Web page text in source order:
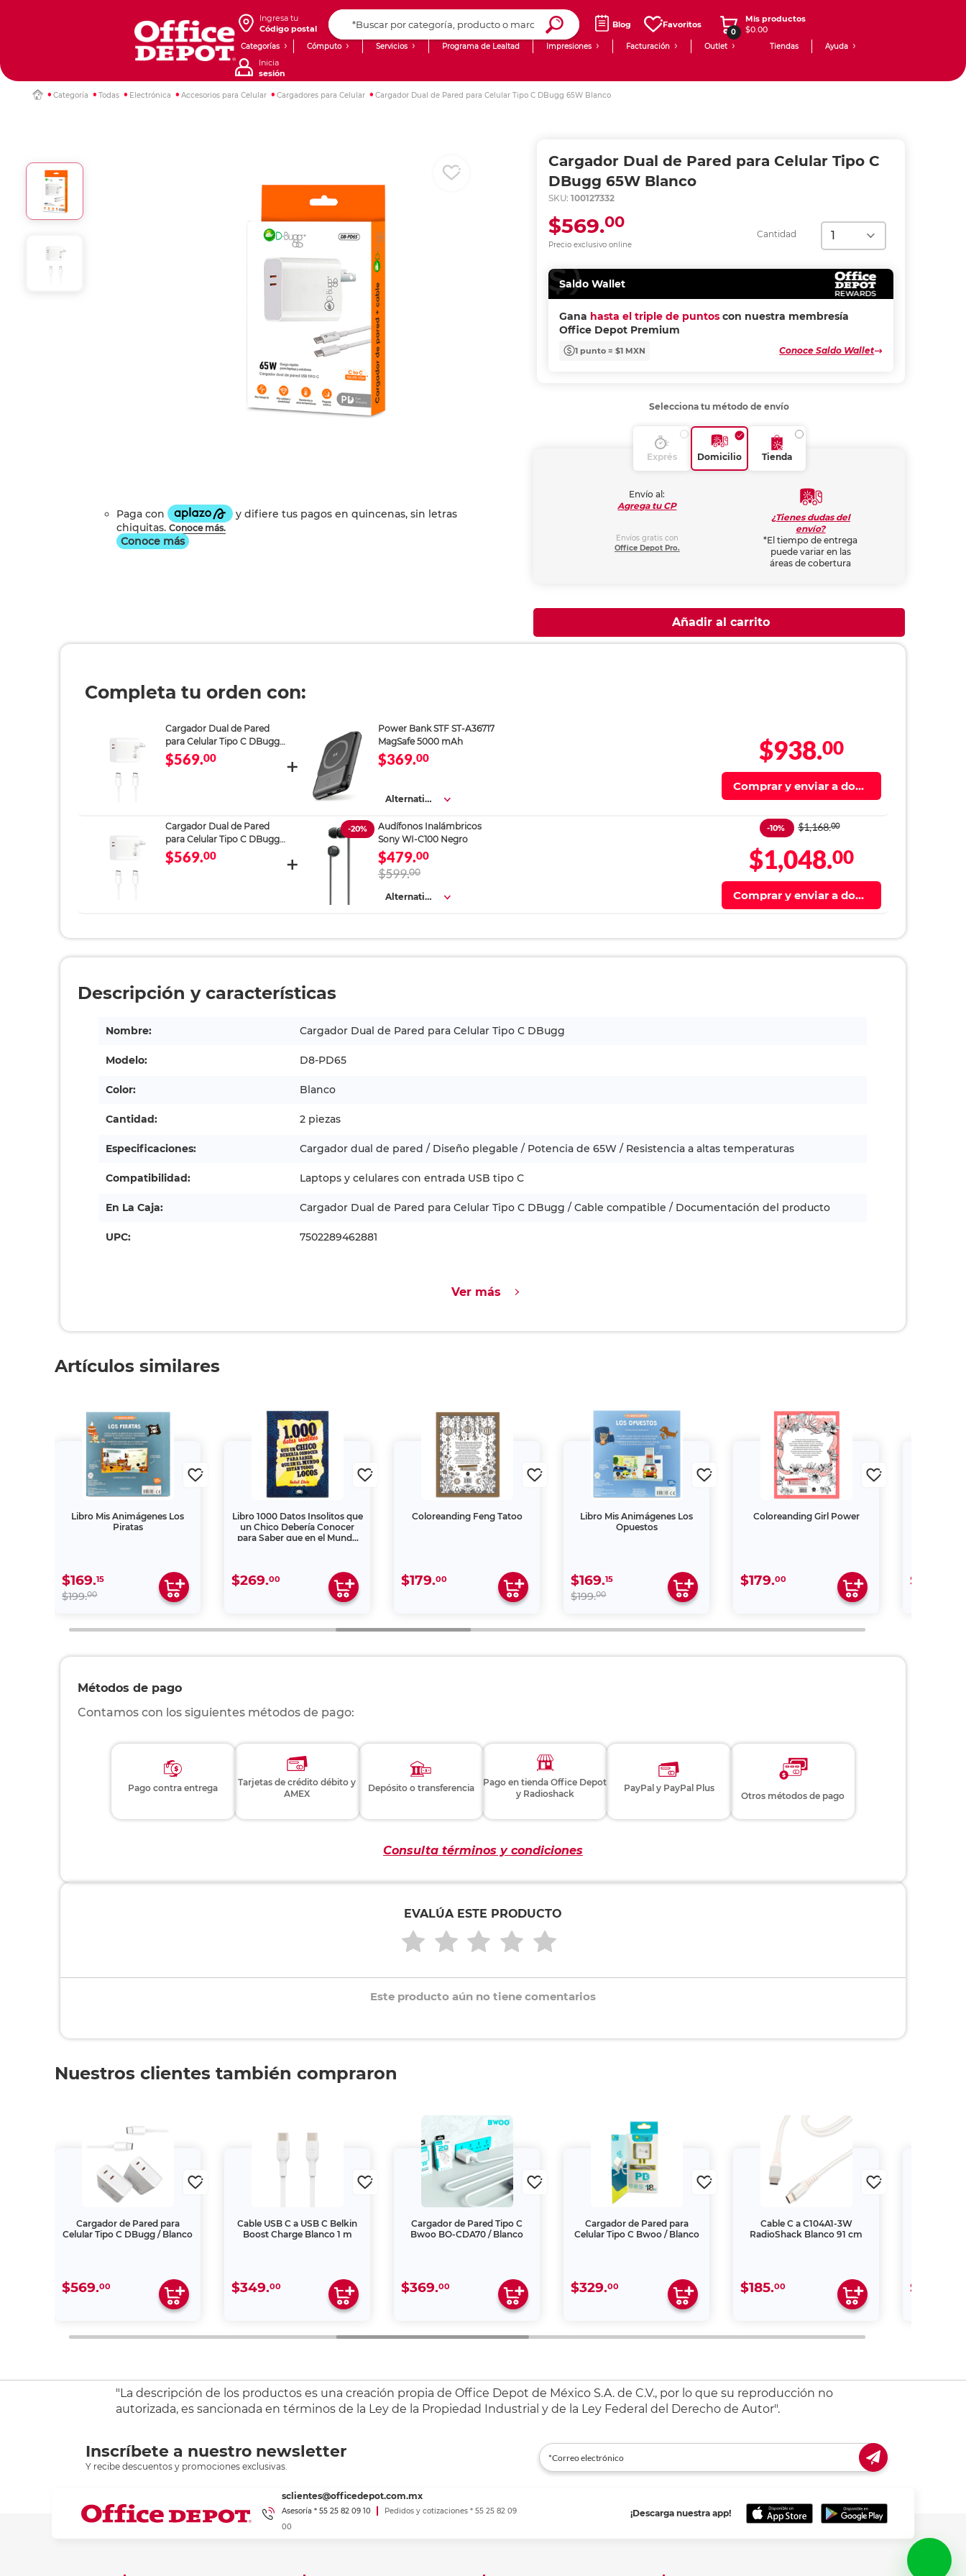
Ingresa tu
Código postal
Blog Favoritos
0
Mis productos
$0.00
Categorías Cómputo Servicios
Venta corporativa
Programa de Lealtad Impresiones Facturación Outlet Tiendas Ayuda
Inicia
sesión
Categoría Todas Electrónica Accesorios para Celular Cargadores para Celular Cargador Dual de Pared para Celular Tipo C DBugg 65W Blanco
Conoce más
Cargador Dual de Pared para Celular Tipo C
DBugg 65W Blanco
SKU: 100127332
Cantidad
Precio exclusivo online
$569.00
Saldo Wallet
Gana hasta el triple de puntos con nuestra membresía
Office Depot Premium
1 punto = $1 MXN Conoce Saldo Wallet
Selecciona tu método de envío
Exprés Domicilio Tienda
Envío al:
Agrega tu CP
Envíos gratis con
Office Depot Pro.
¿Tienes dudas del
envío?
*El tiempo de entrega
puede variar en las
áreas de cobertura
Añadir al carrito
Completa tu orden con:
Cargador Dual de Pared
para Celular Tipo C DBugg
65W Blanco
$569.00
Power Bank STF ST-A36717
MagSafe 5000 mAh
$369.00
Alternativa
$938.00
Comprar y enviar a domi
Cargador Dual de Pared
para Celular Tipo C DBugg
65W Blanco
$569.00
-20%
Audífonos Inalámbricos
Sony WI-C100 Negro
$479.00
$599.00
Alternativa
$1,048.00
-10% $1,168.00
Comprar y enviar a domi
Descripción y características
Nombre: Cargador Dual de Pared para Celular Tipo C DBugg
Modelo: D8-PD65
Color: Blanco
Cantidad: 2 piezas
Especificaciones: Cargador dual de pared / Diseño plegable / Potencia de 65W / Resistencia a altas temperaturas
Compatibilidad: Laptops y celulares con entrada USB tipo C
En La Caja: Cargador Dual de Pared para Celular Tipo C DBugg / Cable compatible / Documentación del producto
UPC: 7502289462881
Ver más
Artículos similares
Libro Mis Animágenes Los
Piratas
$169.15
$199.00
Libro 1000 Datos Insolitos que
un Chico Debería Conocer
para Saber que en el Mundo
$269.00
Coloreanding Feng Tatoo
$179.00
Libro Mis Animágenes Los
Opuestos
$169.15
$199.00
Coloreanding Girl Power
$179.00 $299.
Métodos de pago
Contamos con los siguientes métodos de pago:
Pago contra entrega
Tarjetas de crédito débito y
AMEX
Depósito o transferencia
Pago en tienda Office Depot
y Radioshack
PayPal y PayPal Plus
Otros métodos de pago
Consulta términos y condiciones
EVALÚA ESTE PRODUCTO
Este producto aún no tiene comentarios
Nuestros clientes también compraron
Cargador de Pared para
Celular Tipo C DBugg / Blanco
$569.00
Cable USB C a USB C Belkin
Boost Charge Blanco 1 m
$349.00
Cargador de Pared Tipo C
Bwoo BO-CDA70 / Blanco
$369.00
Cargador de Pared para
Celular Tipo C Bwoo / Blanco
$329.00
Cable C a C104A1-3W
RadioShack Blanco 91 cm
$185.00 $289.
"La descripción de los productos es una creación propia de Office Depot de México S.A. de C.V., por lo que su reproducción no
autorizada, es sancionada en términos de la Ley de la Propiedad Industrial y de la Ley Federal del Derecho de Autor".
Inscríbete a nuestro newsletter
Y recibe descuentos y promociones exclusivas.
¡Descarga nuestra app!
sclientes@officedepot.com.mx
Asesoría * 55 25 82 09 10
Pedidos y cotizaciones * 55 25 82 09
00